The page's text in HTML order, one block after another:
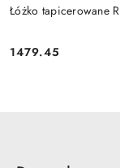
Łóżko tapicerowane
Cena:
1479.45